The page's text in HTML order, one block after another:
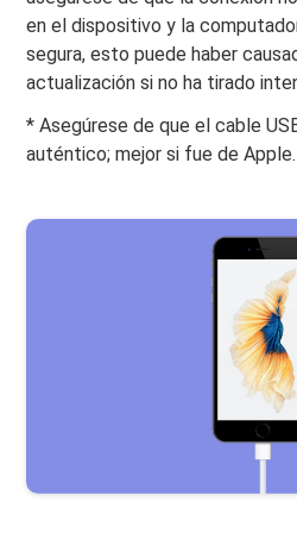
en el dispositivo y la
segura, esto puede haber
actualización si no ha tirado
* Asegúrese de que el cable
auténtico; mejor si fue de Apple.